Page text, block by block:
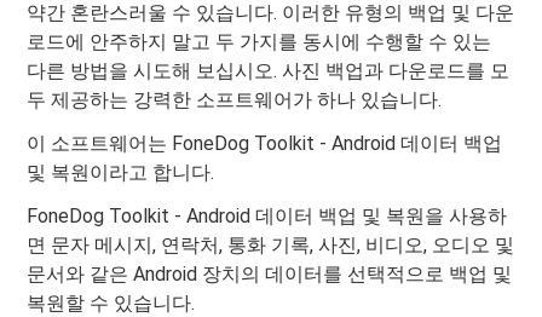
약간 혼란스러울 수 있습니다. 이러한 유형의 백업 및 다운
로드에 안주하지 말고 두 가지를 동시에 수행할 수 있는
다른 방법을 시도해 보십시오. 사진 백업과 다운로드를 모
두 제공하는 강력한 소프트웨어가 하나 있습니다.
이 소프트웨어는 FoneDog Toolkit - Android 데이터 백업
및 복원이라고 합니다.
FoneDog Toolkit - Android 데이터 백업 및 복원을 사용하
면 문자 메시지, 연락처, 통화 기록, 사진, 비디오, 오디오 및
문서와 같은 Android 장치의 데이터를 선택적으로 백업 및
복원할 수 있습니다.